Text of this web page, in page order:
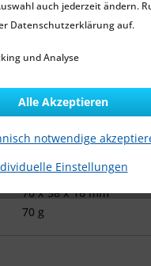
In den
HEG-UTRUST-2700R
70 x 58 x 16 mm
70 g
auch jederzeit ändern.
Datenschutzerklärung auf.
und Analyse
Einstellungen
notwendige
Alle Akzeptieren